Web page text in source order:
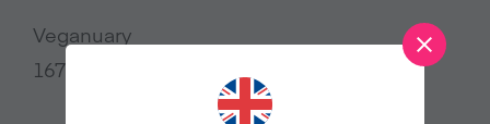
Veganuary
167-169 Great Portland Street